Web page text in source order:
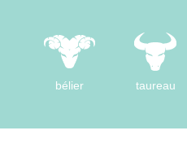
bélier taureau